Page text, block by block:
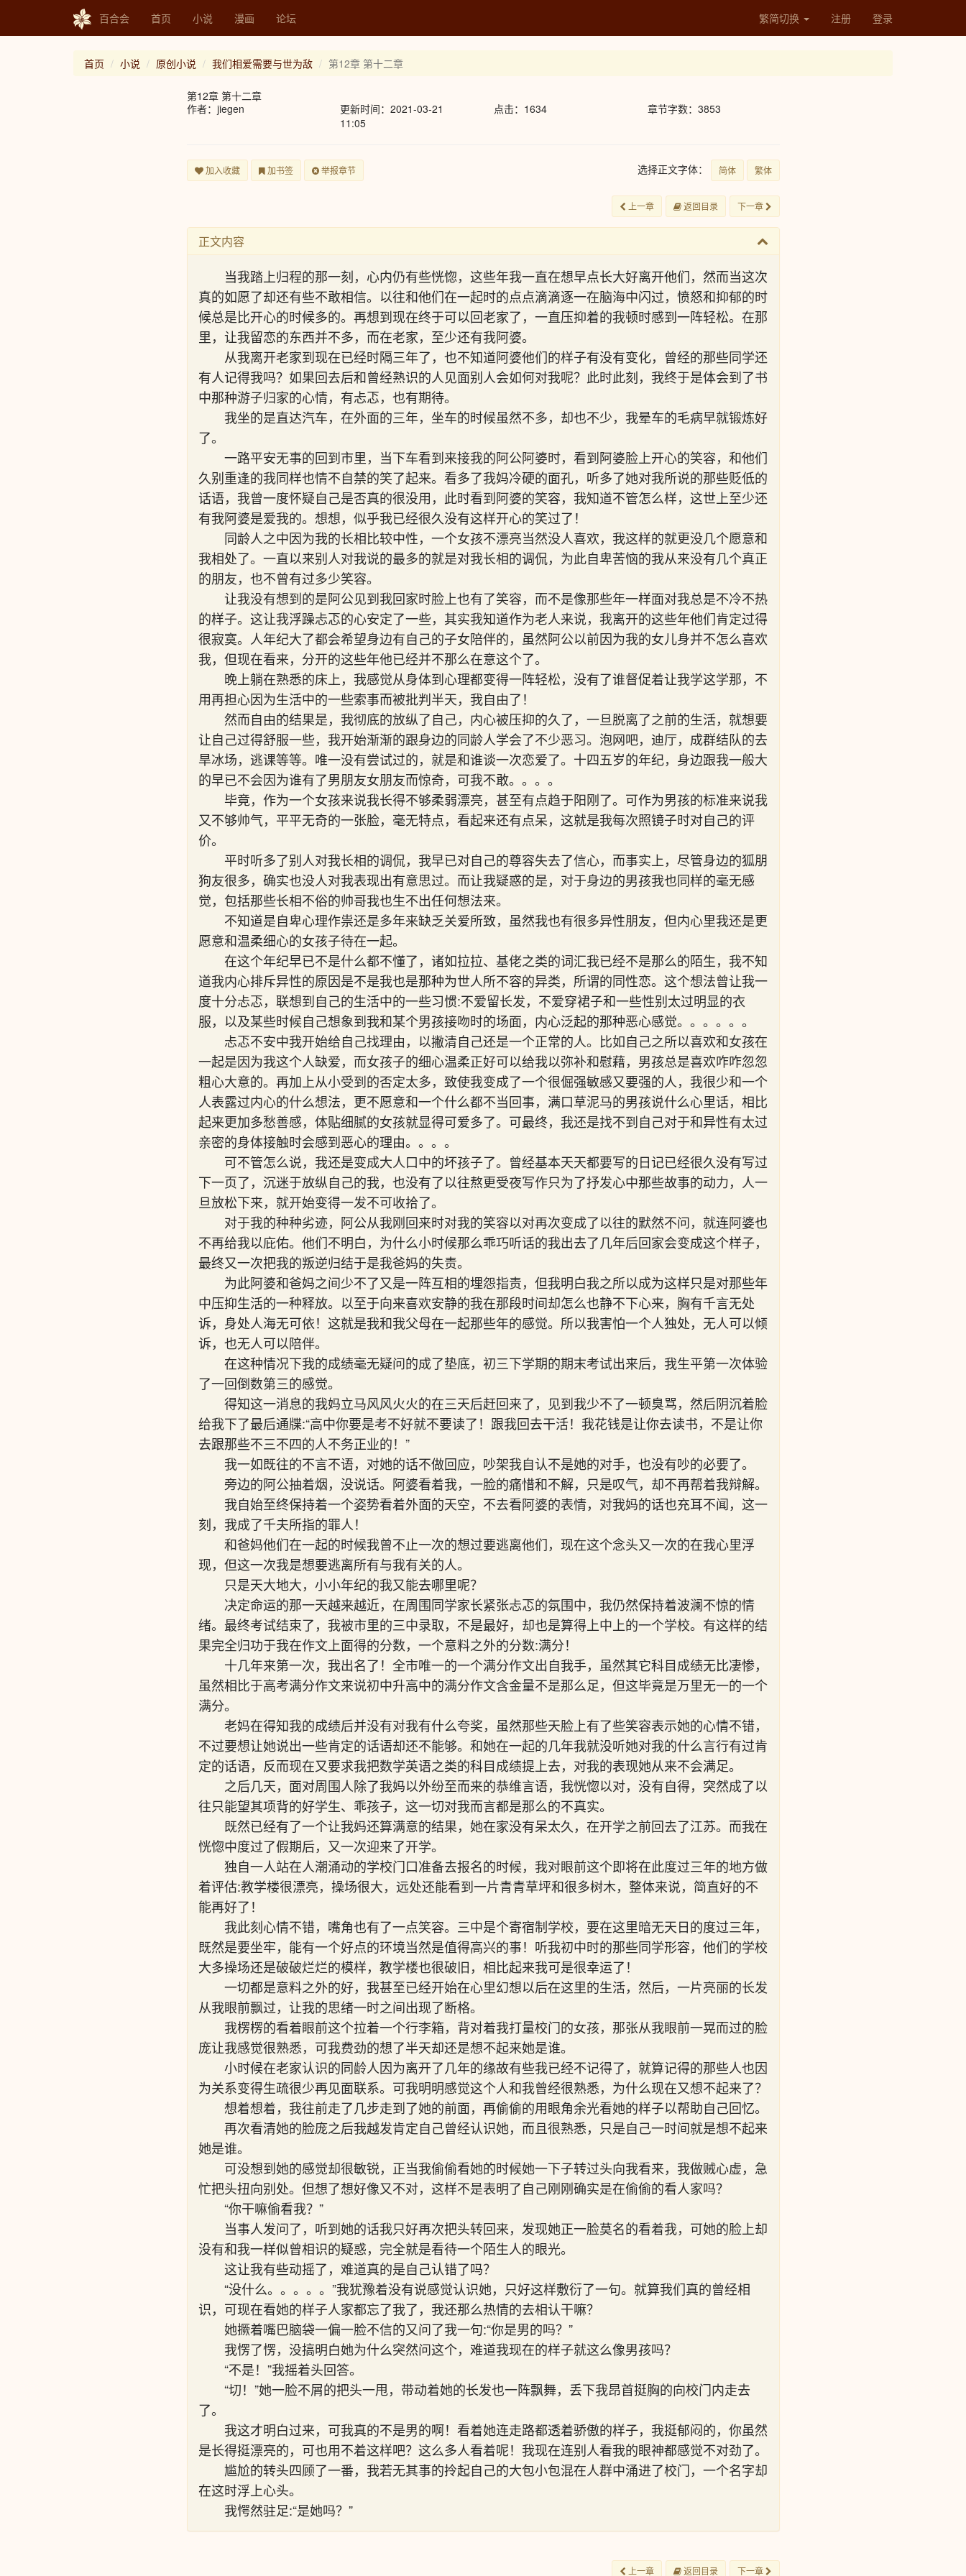
百合会 首页 小说 漫画 论坛 繁简切换 注册 登录
首页 小说 原创小说 我们相爱需要与世为敌 第12章 第十二章
第12章 第十二章
作者：jiegen
更新时间：2021-03-21
11:05
点击：1634 章节字数：3853
加入收藏 加书签 举报章节 选择正文字体： 简体 繁体
上一章 返回目录 下一章
正文内容
当我踏上归程的那一刻，心内仍有些恍惚，这些年我一直在想早点长大好离开他们，然而当这次
真的如愿了却还有些不敢相信。以往和他们在一起时的点点滴滴逐一在脑海中闪过，愤怒和抑郁的时
候总是比开心的时候多的。再想到现在终于可以回老家了，一直压抑着的我顿时感到一阵轻松。在那
里，让我留恋的东西并不多，而在老家，至少还有我阿婆。
从我离开老家到现在已经时隔三年了，也不知道阿婆他们的样子有没有变化，曾经的那些同学还
有人记得我吗？如果回去后和曾经熟识的人见面别人会如何对我呢？此时此刻，我终于是体会到了书
中那种游子归家的心情，有忐忑，也有期待。
我坐的是直达汽车，在外面的三年，坐车的时候虽然不多，却也不少，我晕车的毛病早就锻炼好
了。
一路平安无事的回到市里，当下车看到来接我的阿公阿婆时，看到阿婆脸上开心的笑容，和他们
久别重逢的我同样也情不自禁的笑了起来。看多了我妈冷硬的面孔，听多了她对我所说的那些贬低的
话语，我曾一度怀疑自己是否真的很没用，此时看到阿婆的笑容，我知道不管怎么样，这世上至少还
有我阿婆是爱我的。想想，似乎我已经很久没有这样开心的笑过了！
同龄人之中因为我的长相比较中性，一个女孩不漂亮当然没人喜欢，我这样的就更没几个愿意和
我相处了。一直以来别人对我说的最多的就是对我长相的调侃，为此自卑苦恼的我从来没有几个真正
的朋友，也不曾有过多少笑容。
让我没有想到的是阿公见到我回家时脸上也有了笑容，而不是像那些年一样面对我总是不冷不热
的样子。这让我浮躁忐忑的心安定了一些，其实我知道作为老人来说，我离开的这些年他们肯定过得
很寂寞。人年纪大了都会希望身边有自己的子女陪伴的，虽然阿公以前因为我的女儿身并不怎么喜欢
我，但现在看来，分开的这些年他已经并不那么在意这个了。
晚上躺在熟悉的床上，我感觉从身体到心理都变得一阵轻松，没有了谁督促着让我学这学那，不
用再担心因为生活中的一些索事而被批判半天，我自由了！
然而自由的结果是，我彻底的放纵了自己，内心被压抑的久了，一旦脱离了之前的生活，就想要
让自己过得舒服一些，我开始渐渐的跟身边的同龄人学会了不少恶习。泡网吧，迪厅，成群结队的去
旱冰场，逃课等等。唯一没有尝试过的，就是和谁谈一次恋爱了。十四五岁的年纪，身边跟我一般大
的早已不会因为谁有了男朋友女朋友而惊奇，可我不敢。。。。
毕竟，作为一个女孩来说我长得不够柔弱漂亮，甚至有点趋于阳刚了。可作为男孩的标准来说我
又不够帅气，平平无奇的一张脸，毫无特点，看起来还有点呆，这就是我每次照镜子时对自己的评
价。
平时听多了别人对我长相的调侃，我早已对自己的尊容失去了信心，而事实上，尽管身边的狐朋
狗友很多，确实也没人对我表现出有意思过。而让我疑惑的是，对于身边的男孩我也同样的毫无感
觉，包括那些长相不俗的帅哥我也生不出任何想法来。
不知道是自卑心理作祟还是多年来缺乏关爱所致，虽然我也有很多异性朋友，但内心里我还是更
愿意和温柔细心的女孩子待在一起。
在这个年纪早已不是什么都不懂了，诸如拉拉、基佬之类的词汇我已经不是那么的陌生，我不知
道我内心排斥异性的原因是不是我也是那种为世人所不容的异类，所谓的同性恋。这个想法曾让我一
度十分忐忑，联想到自己的生活中的一些习惯:不爱留长发，不爱穿裙子和一些性别太过明显的衣
服，以及某些时候自己想象到我和某个男孩接吻时的场面，内心泛起的那种恶心感觉。。。。。。
忐忑不安中我开始给自己找理由，以撇清自己还是一个正常的人。比如自己之所以喜欢和女孩在
一起是因为我这个人缺爱，而女孩子的细心温柔正好可以给我以弥补和慰藉，男孩总是喜欢咋咋忽忽
粗心大意的。再加上从小受到的否定太多，致使我变成了一个很倔强敏感又要强的人，我很少和一个
人表露过内心的什么想法，更不愿意和一个什么都不当回事，满口草泥马的男孩说什么心里话，相比
起来更加多愁善感，体贴细腻的女孩就显得可爱多了。可最终，我还是找不到自己对于和异性有太过
亲密的身体接触时会感到恶心的理由。。。。
可不管怎么说，我还是变成大人口中的坏孩子了。曾经基本天天都要写的日记已经很久没有写过
下一页了，沉迷于放纵自己的我，也没有了以往熬更受夜写作只为了抒发心中那些故事的动力，人一
旦放松下来，就开始变得一发不可收拾了。
对于我的种种劣迹，阿公从我刚回来时对我的笑容以对再次变成了以往的默然不问，就连阿婆也
不再给我以庇佑。他们不明白，为什么小时候那么乖巧听话的我出去了几年后回家会变成这个样子，
最终又一次把我的叛逆归结于是我爸妈的失责。
为此阿婆和爸妈之间少不了又是一阵互相的埋怨指责，但我明白我之所以成为这样只是对那些年
中压抑生活的一种释放。以至于向来喜欢安静的我在那段时间却怎么也静不下心来，胸有千言无处
诉，身处人海无可依！这就是我和我父母在一起那些年的感觉。所以我害怕一个人独处，无人可以倾
诉，也无人可以陪伴。
在这种情况下我的成绩毫无疑问的成了垫底，初三下学期的期末考试出来后，我生平第一次体验
了一回倒数第三的感觉。
得知这一消息的我妈立马风风火火的在三天后赶回来了，见到我少不了一顿臭骂，然后阴沉着脸
给我下了最后通牒:“高中你要是考不好就不要读了！跟我回去干活！我花钱是让你去读书，不是让你
去跟那些不三不四的人不务正业的！”
我一如既往的不言不语，对她的话不做回应，吵架我自认不是她的对手，也没有吵的必要了。
旁边的阿公抽着烟，没说话。阿婆看着我，一脸的痛惜和不解，只是叹气，却不再帮着我辩解。
我自始至终保持着一个姿势看着外面的天空，不去看阿婆的表情，对我妈的话也充耳不闻，这一
刻，我成了千夫所指的罪人！
和爸妈他们在一起的时候我曾不止一次的想过要逃离他们，现在这个念头又一次的在我心里浮
现，但这一次我是想要逃离所有与我有关的人。
只是天大地大，小小年纪的我又能去哪里呢？
决定命运的那一天越来越近，在周围同学家长紧张忐忑的氛围中，我仍然保持着波澜不惊的情
绪。最终考试结束了，我被市里的三中录取，不是最好，却也是算得上中上的一个学校。有这样的结
果完全归功于我在作文上面得的分数，一个意料之外的分数:满分！
十几年来第一次，我出名了！全市唯一的一个满分作文出自我手，虽然其它科目成绩无比凄惨，
虽然相比于高考满分作文来说初中升高中的满分作文含金量不是那么足，但这毕竟是万里无一的一个
满分。
老妈在得知我的成绩后并没有对我有什么夸奖，虽然那些天脸上有了些笑容表示她的心情不错，
不过要想让她说出一些肯定的话语却还不能够。和她在一起的几年我就没听她对我的什么言行有过肯
定的话语，反而现在又要求我把数学英语之类的科目成绩提上去，对我的表现她从来不会满足。
之后几天，面对周围人除了我妈以外纷至而来的恭维言语，我恍惚以对，没有自得，突然成了以
往只能望其项背的好学生、乖孩子，这一切对我而言都是那么的不真实。
既然已经有了一个让我妈还算满意的结果，她在家没有呆太久，在开学之前回去了江苏。而我在
恍惚中度过了假期后，又一次迎来了开学。
独自一人站在人潮涌动的学校门口准备去报名的时候，我对眼前这个即将在此度过三年的地方做
着评估:教学楼很漂亮，操场很大，远处还能看到一片青青草坪和很多树木，整体来说，简直好的不
能再好了！
我此刻心情不错，嘴角也有了一点笑容。三中是个寄宿制学校，要在这里暗无天日的度过三年，
既然是要坐牢，能有一个好点的环境当然是值得高兴的事！听我初中时的那些同学形容，他们的学校
大多操场还是破破烂烂的模样，教学楼也很破旧，相比起来我可是很幸运了！
一切都是意料之外的好，我甚至已经开始在心里幻想以后在这里的生活，然后，一片亮丽的长发
从我眼前飘过，让我的思绪一时之间出现了断格。
我楞楞的看着眼前这个拉着一个行李箱，背对着我打量校门的女孩，那张从我眼前一晃而过的脸
庞让我感觉很熟悉，可我费劲的想了半天却还是想不起来她是谁。
小时候在老家认识的同龄人因为离开了几年的缘故有些我已经不记得了，就算记得的那些人也因
为关系变得生疏很少再见面联系。可我明明感觉这个人和我曾经很熟悉，为什么现在又想不起来了？
想着想着，我往前走了几步走到了她的前面，再偷偷的用眼角余光看她的样子以帮助自己回忆。
再次看清她的脸庞之后我越发肯定自己曾经认识她，而且很熟悉，只是自己一时间就是想不起来
她是谁。
可没想到她的感觉却很敏锐，正当我偷偷看她的时候她一下子转过头向我看来，我做贼心虚，急
忙把头扭向别处。但想了想好像又不对，这样不是表明了自己刚刚确实是在偷偷的看人家吗？
“你干嘛偷看我？”
当事人发问了，听到她的话我只好再次把头转回来，发现她正一脸莫名的看着我，可她的脸上却
没有和我一样似曾相识的疑惑，完全就是看待一个陌生人的眼光。
这让我有些动摇了，难道真的是自己认错了吗？
“没什么。。。。。”我犹豫着没有说感觉认识她，只好这样敷衍了一句。就算我们真的曾经相
识，可现在看她的样子人家都忘了我了，我还那么热情的去相认干嘛？
她撅着嘴巴脑袋一偏一脸不信的又问了我一句:“你是男的吗？”
我愣了愣，没搞明白她为什么突然问这个，难道我现在的样子就这么像男孩吗？
“不是！”我摇着头回答。
“切！”她一脸不屑的把头一甩，带动着她的长发也一阵飘舞，丢下我昂首挺胸的向校门内走去
了。
我这才明白过来，可我真的不是男的啊！看着她连走路都透着骄傲的样子，我挺郁闷的，你虽然
是长得挺漂亮的，可也用不着这样吧？这么多人看着呢！我现在连别人看我的眼神都感觉不对劲了。
尴尬的转头四顾了一番，我若无其事的拎起自己的大包小包混在人群中涌进了校门，一个名字却
在这时浮上心头。
我愕然驻足:“是她吗？”
上一章 返回目录 下一章